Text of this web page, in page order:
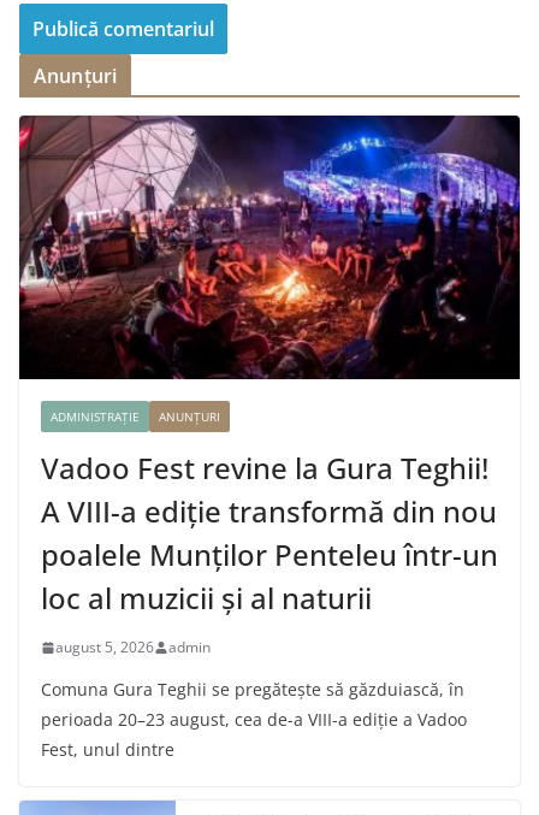
Anunțuri
ADMINISTRAȚIE ANUNȚURI
Vadoo Fest revine la Gura Teghii!
A VIII-a ediție transformă din nou
poalele Munților Penteleu într-un
loc al muzicii și al naturii
august 5, 2026 admin
Comuna Gura Teghii se pregătește să găzduiască, în
perioada 20–23 august, cea de-a VIII-a ediție a Vadoo
Fest, unul dintre